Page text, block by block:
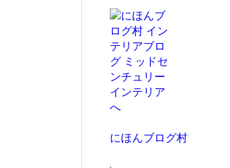
にほんブログ村